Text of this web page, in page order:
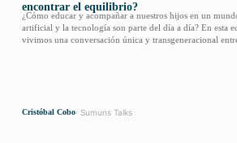
encontrar el equilibrio?
¿Cómo educar y acompañar a nuestros hijos en un
artificial y la tecnología son parte del día a día? En esta
vivimos una conversación única y transgeneracional
Cristóbal Cobo